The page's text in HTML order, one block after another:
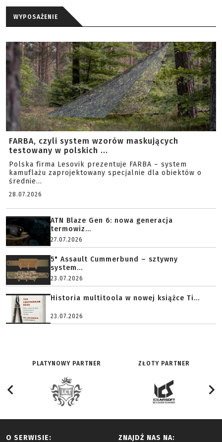
WYPOSAŻENIE
FARBA, czyli system wzorów maskujących
testowany w polskich ...
Polska firma Lesovik prezentuje FARBA – system
kamuflażu zaprojektowany specjalnie dla obiektów o
średnie...
28.07.2026
ATN Blaze Gen 6: nowa generacja
termowiz...
27.07.2026
5" Assault Cummerbund – sztywny
system...
23.07.2026
Historia multitoola w nowej książce Ti...
23.07.2026
PLATYNOWY PARTNER ZŁOTY PARTNER
O SERWISIE: ZNAJDŹ NAS NA: